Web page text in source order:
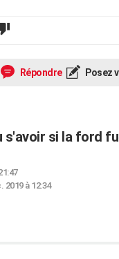
Répondre Posez
s'avoir si la ford
2019 à 12:34